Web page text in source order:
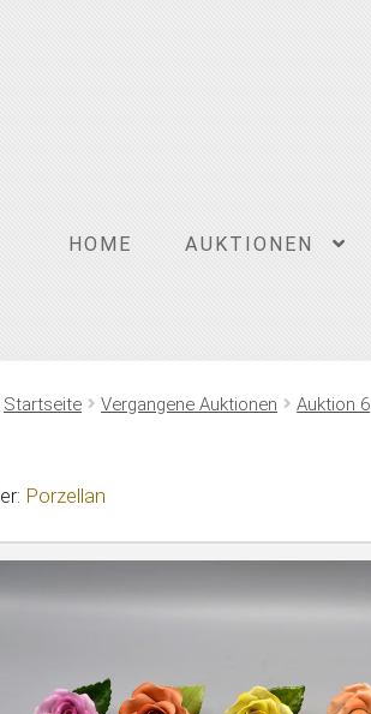
HOME AUKTIONEN
Startseite Vergangene Auktionen Auktion 6
Porzellan